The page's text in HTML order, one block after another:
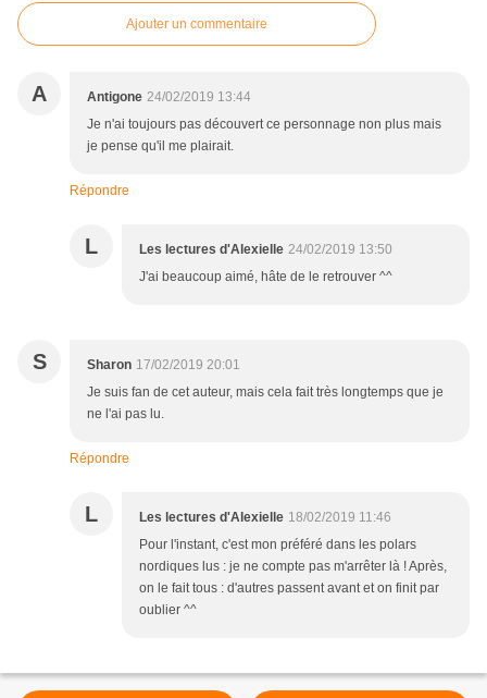
Ajouter un commentaire
A Antigone 24/02/2019 13:44
Je n'ai toujours pas découvert ce personnage non plus mais
je pense qu'il me plairait.
Répondre
L Les lectures d'Alexielle 24/02/2019 13:50
J'ai beaucoup aimé, hâte de le retrouver ^^
S Sharon 17/02/2019 20:01
Je suis fan de cet auteur, mais cela fait très longtemps que je
ne l'ai pas lu.
Répondre
L Les lectures d'Alexielle 18/02/2019 11:46
Pour l'instant, c'est mon préféré dans les polars
nordiques lus : je ne compte pas m'arrêter là ! Après,
on le fait tous : d'autres passent avant et on finit par
oublier ^^